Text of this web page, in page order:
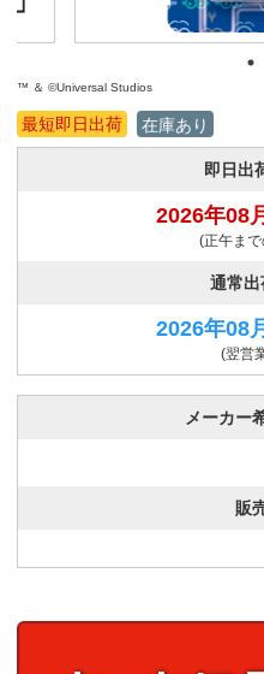
™ ＆ ©Universal Studios
最短即日出荷 在庫あり
即日出
2026年08
(正午ま
通常出
2026年08
(翌営
メーカー
販